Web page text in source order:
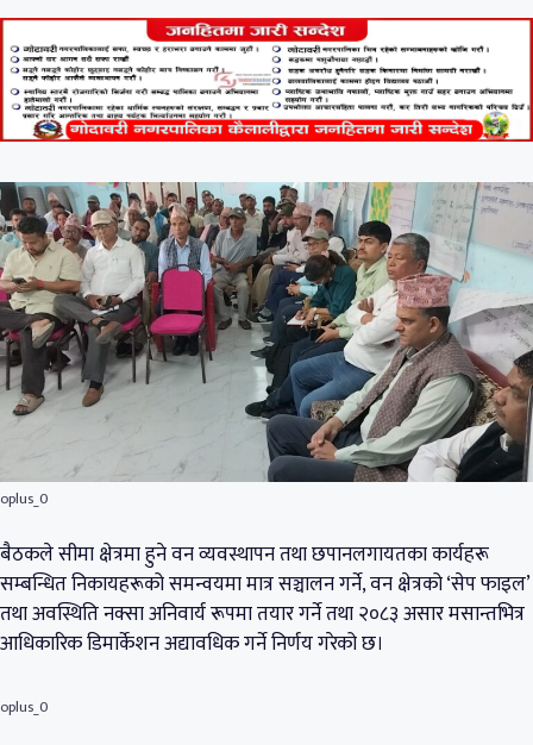
oplus_0
बैठकले सीमा क्षेत्रमा हुने वन व्यवस्थापन तथा छपानलगायतका कार्यहरू
सम्बन्धित निकायहरूको समन्वयमा मात्र सञ्चालन गर्ने, वन क्षेत्रको ‘सेप फाइल’
तथा अवस्थिति नक्सा अनिवार्य रूपमा तयार गर्ने तथा २०८३ असार मसान्तभित्र
आधिकारिक डिमार्केशन अद्यावधिक गर्ने निर्णय गरेको छ।
oplus_0